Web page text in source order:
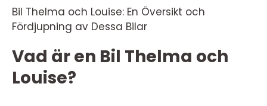
Bil Thelma och Louise: En Översikt och
Fördjupning av Dessa Bilar
Vad är en Bil Thelma och
Louise?